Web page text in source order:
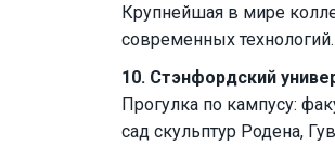
Крупнейшая в мире
современных технологий.
10. Стэнфордский
Прогулка по кампусу:
сад скульптур Родена,